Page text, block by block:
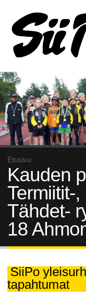
Etusivu
Kauden
Termiitit-
Tähdet-
18
SiiPo
tapahtumat